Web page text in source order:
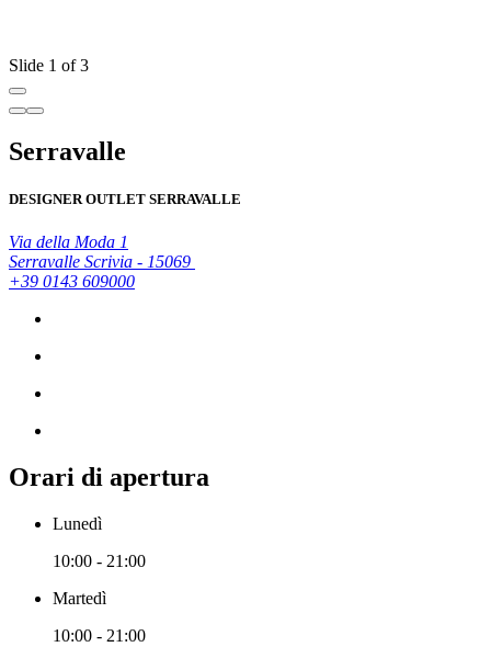
Slide 1 of 3
Serravalle
DESIGNER OUTLET SERRAVALLE
Via della Moda 1
Serravalle Scrivia - 15069
+39 0143 609000
Orari di apertura
Lunedì
10:00 - 21:00
Martedì
10:00 - 21:00